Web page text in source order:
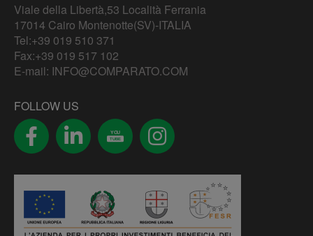
Viale della Libertà,53 Località Ferrania
17014 Cairo Montenotte(SV)-ITALIA
Tel:+39 019 510 371
Fax:+39 019 517 102
E-mail: INFO@COMPARATO.COM
FOLLOW US
YOU
TUBE